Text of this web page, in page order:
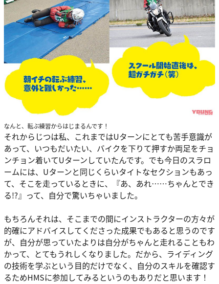
なんと、転ぶ練習からはじまるんです！
それからじつは私、これまではUターンにとても苦手意識が
あって、いつもだいたい、バイクを下りて押すか両足をチョ
ンチョン着いてUターンしていたんです。でも今日のスラロ
ームには、Uターンと同じくらいタイトなセクションもあっ
て、そこを走っているときに、『あ、あれ……ちゃんとでき
る!?』って、自分で驚いちゃいました。
もちろんそれは、そこまでの間にインストラクターの方々が
的確にアドバイスしてくださった成果でもあると思うのです
が、自分が思っていたよりは自分がちゃんと走れることもわ
かって、とてもうれしくなりました。だから、ライディング
の技術を学ぶという目的だけでなく、自分のスキルを確認す
るためHMSに参加してみるというのもありだと思います！